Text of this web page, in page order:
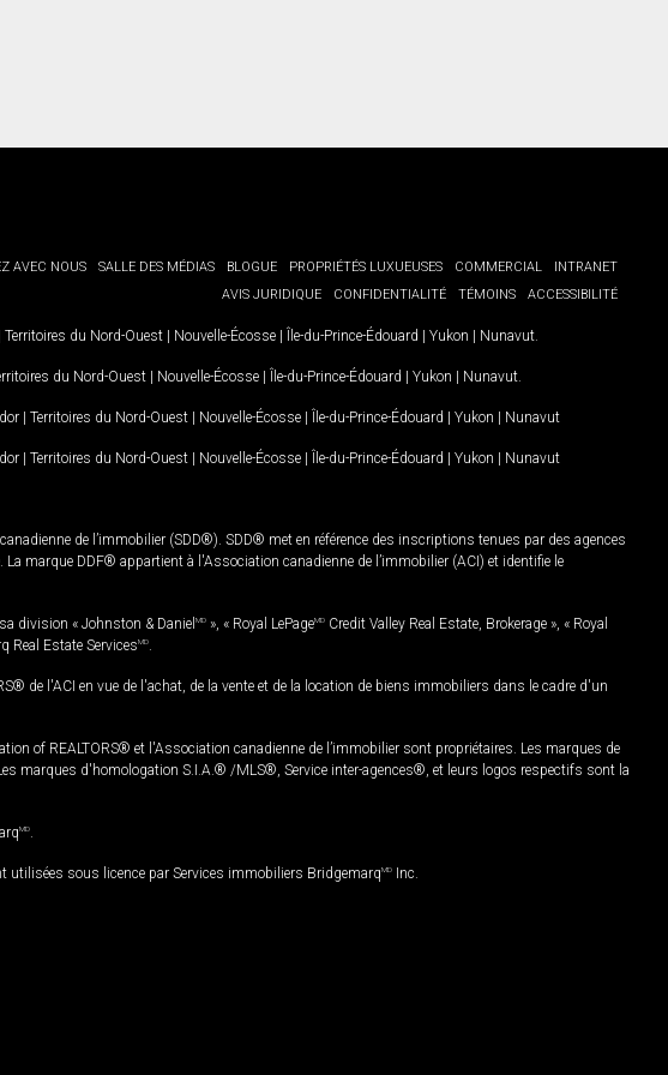
AVEC NOUS SALLE DES MÉDIAS BLOGUE PROPRIÉTÉS LUXUEUSES COMMERCIAL
INTRANET
AVIS JURIDIQUE
CONFIDENTIALITÉ TÉMOINS ACCESSIBILITÉ
Territoires du Nord-Ouest | Nouvelle-Écosse | Île-du-Prince-Édouard | Yukon | Nunavut
du Nord-Ouest | Nouvelle-Écosse | Île-du-Prince-Édouard | Yukon | Nunavut
| Territoires du Nord-Ouest | Nouvelle-Écosse | Île-du-Prince-Édouard | Yukon | Nunavut
| Territoires du Nord-Ouest | Nouvelle-Écosse | Île-du-Prince-Édouard | Yukon | Nunavut
de l’immobilier (SDD®). SDD® met en référence des inscriptions tenues par des agences
marque DDF® appartient à l'Association canadienne de l’immobilier (ACI) et identifie le
division « Johnston & Daniel MD », « Royal LePageMD Credit Valley Real Estate, Brokerage », « Royal
Real Estate ServicesMD
de l'ACI en vue de l'achat, de la vente et de la location de biens immobiliers dans le cadre d'un
of REALTORS® et l'Association canadienne de l’immobilier sont propriétaires. Les marques de
marques d'homologation S.I.A.® /MLS®, Service inter-agences®, et leurs logos respectifs sont la
MD
utilisées sous licence par Services immobiliers BridgemarqMD Inc.